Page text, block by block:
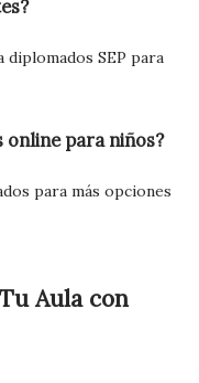
SEP para
online para niños?
para más opciones
Aula con